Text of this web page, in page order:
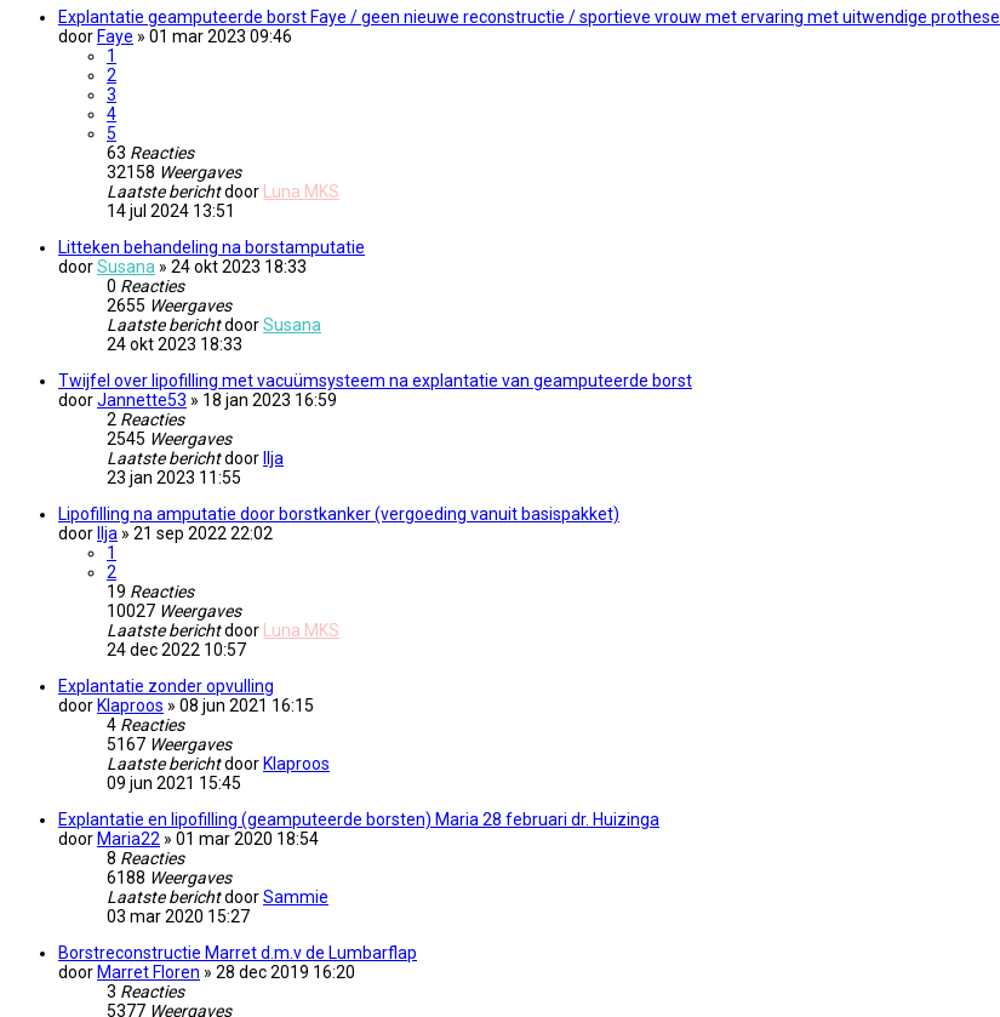
Explantatie geamputeerde borst Faye / geen nieuwe reconstructie / sportieve vrouw met ervaring met uitwendige prothese
door Faye » 01 mar 2023 09:46
1
2
3
4
5
63 Reacties
32158 Weergaves
Laatste berichtdoor
Luna MKS
14 jul 2024 13:51
Litteken behandeling na borstamputatie
doorSusana » 24 okt 2023 18:33
0 Reacties
2655 Weergaves
Laatste berichtdoorSusana
24 okt 2023 18:33
Twijfel over lipofilling met vacuümsysteem na explantatie van geamputeerde borst
doorJannette53 » 18 jan 2023 16:59
2 Reacties
2545 Weergaves
Laatste berichtdoor Ilja
23 jan 2023 11:55
Lipofilling na amputatie door borstkanker (vergoeding vanuit basispakket)
door Ilja » 21 sep 2022 22:02
1
2
19 Reacties
10027 Weergaves
Laatste berichtdoor
Luna MKS
24 dec 2022 10:57
Explantatie zonder opvulling
door Klaproos » 08 jun 2021 16:15
4 Reacties
5167 Weergaves
Laatste berichtdoor Klaproos
09 jun 2021 15:45
Explantatie en lipofilling (geamputeerde borsten) Maria 28 februari dr. Huizinga
door Maria22 » 01 mar 2020 18:54
8 Reacties
6188 Weergaves
Laatste berichtdoorSammie
03 mar 2020 15:27
Borstreconstructie Marret d.m.v de Lumbarflap
door Marret Floren » 28 dec 2019 16:20
3 Reacties
5377 Weergaves